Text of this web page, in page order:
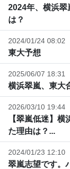
2024年、横浜翠
は？
2024/01/24 08:02
東大予想
2025/06/07 18:31
横浜翠嵐、東大
2026/03/10 19:44
【翠嵐低迷】
た理由は？...
2024/01/23 12:10
翠嵐志望です。